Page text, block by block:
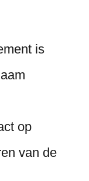
is
op
van de